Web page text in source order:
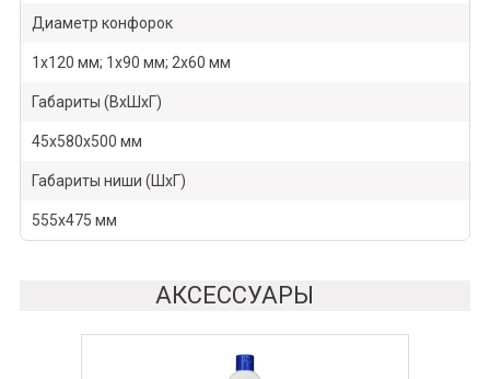
Диаметр конфорок
1х120 мм; 1х90 мм; 2х60 мм
Габариты (ВхШхГ)
45х580х500 мм
Габариты ниши (ШхГ)
555х475 мм
АКСЕССУАРЫ